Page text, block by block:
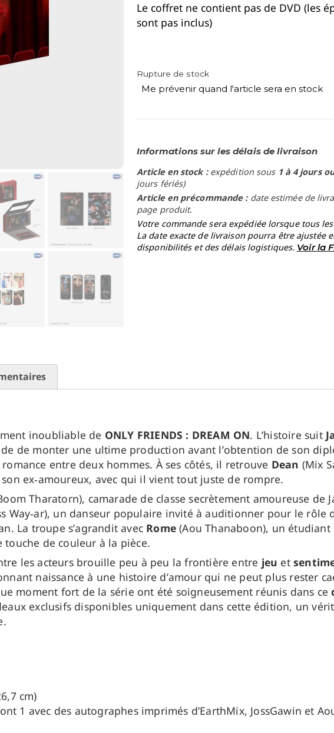
Le coffret ne contient pas de DVD (les
sont pas inclus)
Rupture de stock
Me prévenir quand l'article sera en stock
Informations sur les délais de livraison
Article en stock : expédition sous 1 à 4 jours
jours fériés)
Article en précommande : date estimée de
page produit.
Votre commande sera expédiée lorsque tous
La date exacte de livraison pourra être ajustée
disponibilités et des délais logistiques. Voir la
inoubliable de ONLY FRIENDS : DREAM ON. L’histoire suit
de monter une ultime production avant l’obtention de son
entre deux hommes. À ses côtés, il retrouve Dean (Mix
ex‑amoureux, avec qui il vient tout juste de rompre.
Tharatorn), camarade de classe secrètement amoureuse de
Way‑ar), un danseur populaire invité à auditionner pour le rôle
La troupe s’agrandit avec Rome (Aou Thanaboon), un
de couleur à la pièce.
les acteurs brouille peu à peu la frontière entre jeu et
naissance à une histoire d’amour qui ne peut plus rester
moment fort de la série ont été soigneusement réunis dans ce
exclusifs disponibles uniquement dans cette édition, un
cm)
1 avec des autographes imprimés d’EarthMix, JossGawin et